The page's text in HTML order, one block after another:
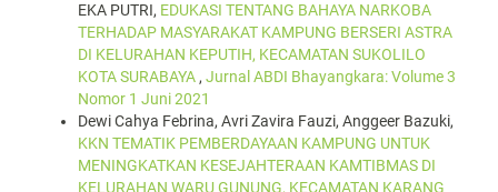
EKA PUTRI, EDUKASI TENTANG BAHAYA NARKOBA
TERHADAP MASYARAKAT KAMPUNG BERSERI ASTRA
DI KELURAHAN KEPUTIH, KECAMATAN SUKOLILO
KOTA SURABAYA, Jurnal ABDI Bhayangkara: Volume 3
Nomor 1 Juni 2021
Dewi Cahya Febrina, Avri Zavira Fauzi, Anggeer Bazuki,
KKN TEMATIK PEMBERDAYAAN KAMPUNG UNTUK
MENINGKATKAN KESEJAHTERAAN KAMTIBMAS DI
KELURAHAN WARU GUNUNG, KECAMATAN KARANG